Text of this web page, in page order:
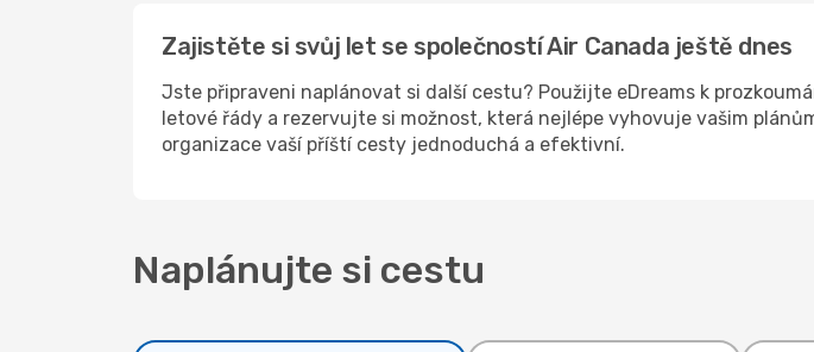
Zajistěte si svůj let se společností Air Canada ještě dnes
Jste připraveni naplánovat si další cestu? Použijte eDreams k
letové řády a rezervujte si možnost, která nejlépe vyhovuje vašim
organizace vaší příští cesty jednoduchá a efektivní.
Naplánujte si cestu